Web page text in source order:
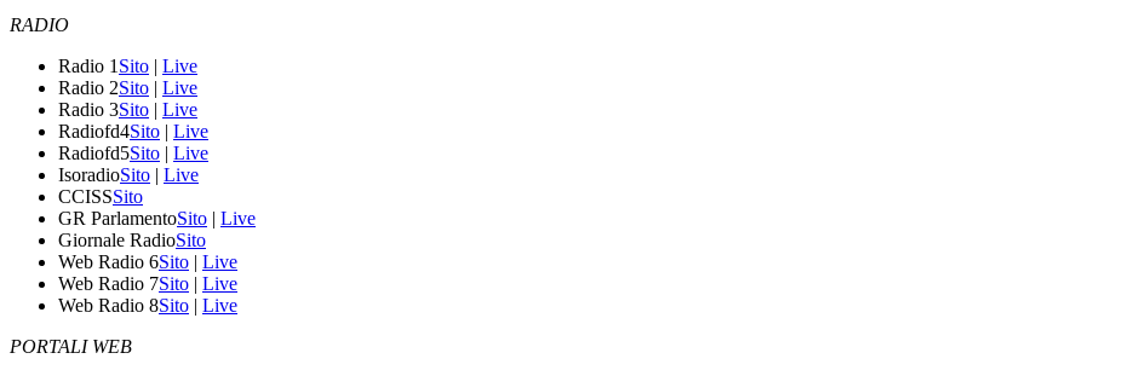
RADIO
Radio 1 Sito | Live
Radio 2Sito | Live
Radio 3Sito | Live
Radiofd4Sito | Live
Radiofd5Sito | Live
IsoradioSito | Live
CCISSSito
GR ParlamentoSito | Live
Giornale RadioSito
Web Radio 6Sito | Live
Web Radio 7Sito | Live
Web Radio 8Sito | Live
PORTALI WEB